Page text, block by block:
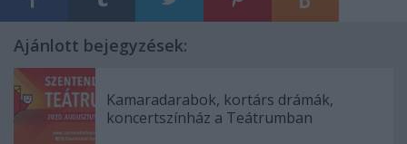
Ajánlott bejegyzések:
Kamaradarabok, kortárs drámák,
koncertszínház a Teátrumban